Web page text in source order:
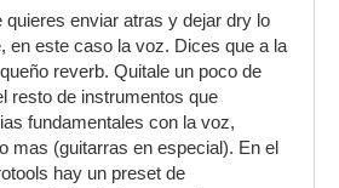
quieres enviar atras y dejar dry lo
en este caso la voz. Dices que a la
reverb. Quitale un poco de
resto de instrumentos que
fundamentales con la voz,
mas (guitarras en especial). En el
hay un preset de